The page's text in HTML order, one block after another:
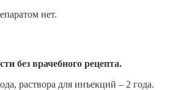
нет.
без врачебного рецепта.
раствора для инъекций – 2 года.